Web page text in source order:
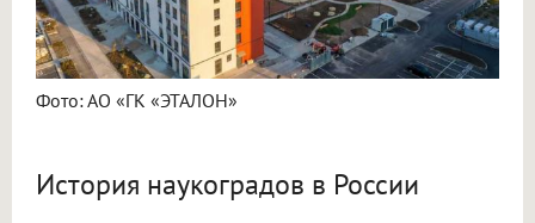
Фото: АО «ГК «ЭТАЛОН»
История наукоградов в России